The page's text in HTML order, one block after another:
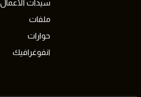
سيدات الأعمال
ملفات
حوارات
انفوغرافيك